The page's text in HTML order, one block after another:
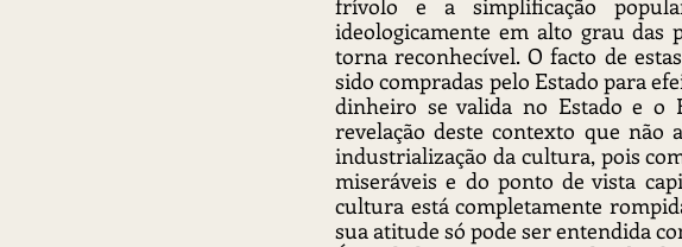
frívolo e a simplificação
ideologicamente em alto grau das
torna reconhecível. O facto de
sido compradas pelo Estado para
dinheiro se valida no Estado e o
revelação deste contexto que
industrialização da cultura, pois
miseráveis e do ponto de vista
cultura está completamente
sua atitude só pode ser entendida